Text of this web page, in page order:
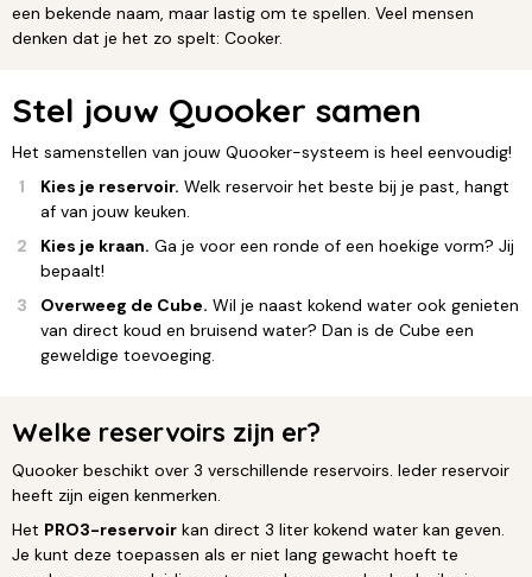
een bekende naam, maar lastig om te spellen. Veel mensen
denken dat je het zo spelt: Cooker.
Stel jouw Quooker samen
Het samenstellen van jouw Quooker-systeem is heel eenvoudig!
Kies je reservoir. Welk reservoir het beste bij je past, hangt
af van jouw keuken.
Kies je kraan. Ga je voor een ronde of een hoekige vorm? Jij
bepaalt!
Overweeg de Cube. Wil je naast kokend water ook genieten
van direct koud en bruisend water? Dan is de Cube een
geweldige toevoeging.
Welke reservoirs zijn er?
Quooker beschikt over 3 verschillende reservoirs. Ieder reservoir
heeft zijn eigen kenmerken.
Het PRO3-reservoir kan direct 3 liter kokend water kan geven.
Je kunt deze toepassen als er niet lang gewacht hoeft te